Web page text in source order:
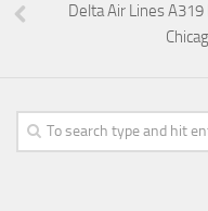
Delta Air Lines